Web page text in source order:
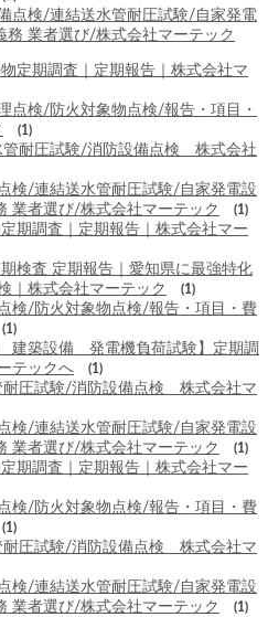
点検/連結送水管耐圧試験/自家発電
業者選び/株式会社マーテック
定期調査｜定期報告｜株式会社マ
検/防火対象物点検/報告・項目・
(1)
管耐圧試験/消防設備点検 株式会社
検/連結送水管耐圧試験/自家発電設
業者選び/株式会社マーテック
(1)
期調査｜定期報告｜株式会社マー
検査 定期報告｜愛知県に最強特化
｜株式会社マーテック
(1)
検/防火対象物点検/報告・項目・費
(1)
建築設備 発電機負荷試験】定期調
テックへ
(1)
耐圧試験/消防設備点検 株式会社マ
検/連結送水管耐圧試験/自家発電設
業者選び/株式会社マーテック
(1)
期調査｜定期報告｜株式会社マー
検/防火対象物点検/報告・項目・費
(1)
耐圧試験/消防設備点検 株式会社マ
検/連結送水管耐圧試験/自家発電設
業者選び/株式会社マーテック
(1)